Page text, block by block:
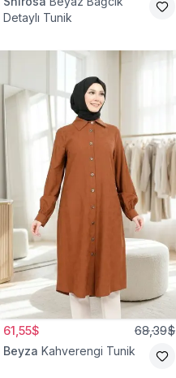
Detaylı Tunik
61,55$ 68,39$
Beyza Kahverengi Tunik